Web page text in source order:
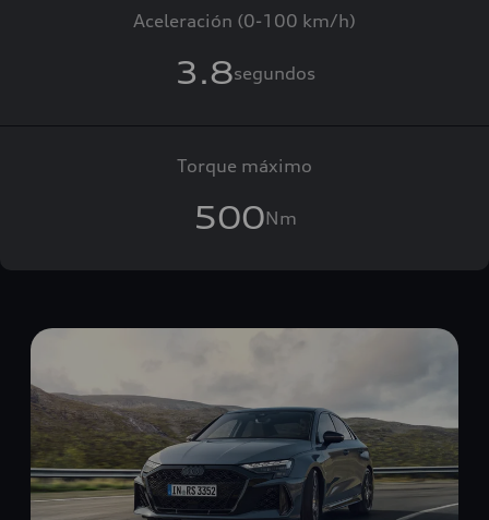
Aceleración (0-100 km/h)
3.8segundos
Torque máximo
500Nm